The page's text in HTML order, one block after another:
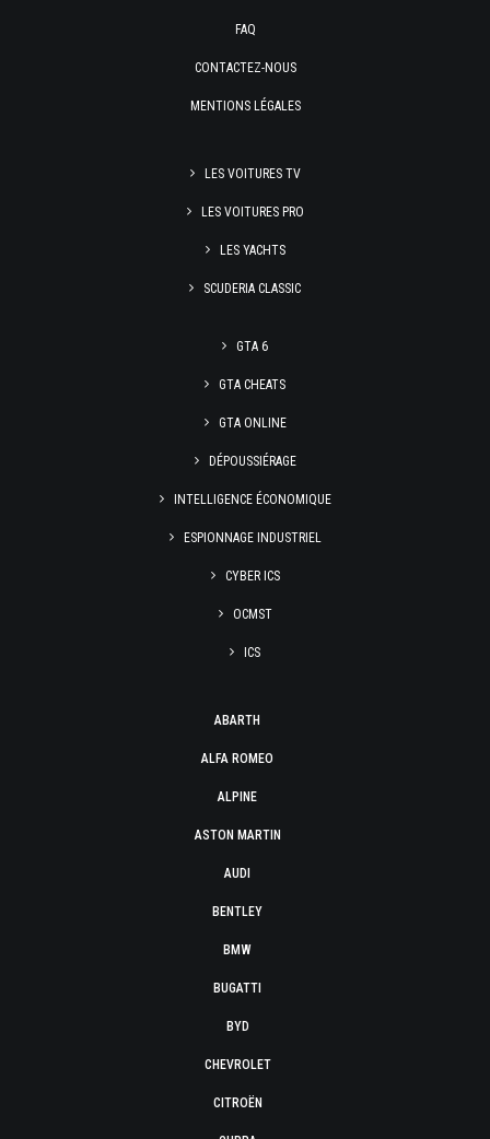
FAQ
CONTACTEZ-NOUS
MENTIONS LÉGALES
LES VOITURES TV
LES VOITURES PRO
LES YACHTS
SCUDERIA CLASSIC
GTA 6
GTA CHEATS
GTA ONLINE
DÉPOUSSIÉRAGE
INTELLIGENCE ÉCONOMIQUE
ESPIONNAGE INDUSTRIEL
CYBER ICS
OCMST
ICS
ABARTH
ALFA ROMEO
ALPINE
ASTON MARTIN
AUDI
BENTLEY
BMW
BUGATTI
BYD
CHEVROLET
CITROËN